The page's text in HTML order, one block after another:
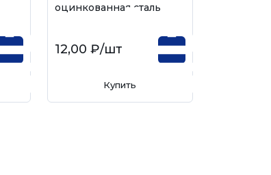
оцинкованная сталь
12,00 ₽/шт
Купить